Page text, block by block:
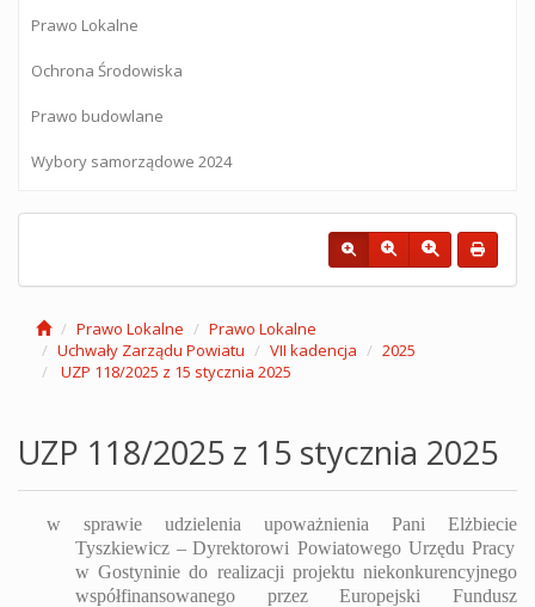
Prawo Lokalne
Ochrona Środowiska
Prawo budowlane
Wybory samorządowe 2024
Prawo Lokalne
Prawo Lokalne
Uchwały Zarządu Powiatu
VII kadencja
2025
UZP 118/2025 z 15 stycznia 2025
UZP 118/2025 z 15 stycznia 2025
w sprawieudzielenia upoważnieniaPaniElżbiecie
Tyszkiewicz– Dyrektorowi Powiatowego Urzędu Pracy
w Gostyniniedo realizacji projektuniekonkurencyjnego
współfinansowanego przezEuropejski Fundusz